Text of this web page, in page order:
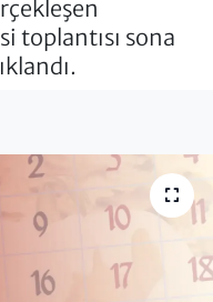
toplantısı sona